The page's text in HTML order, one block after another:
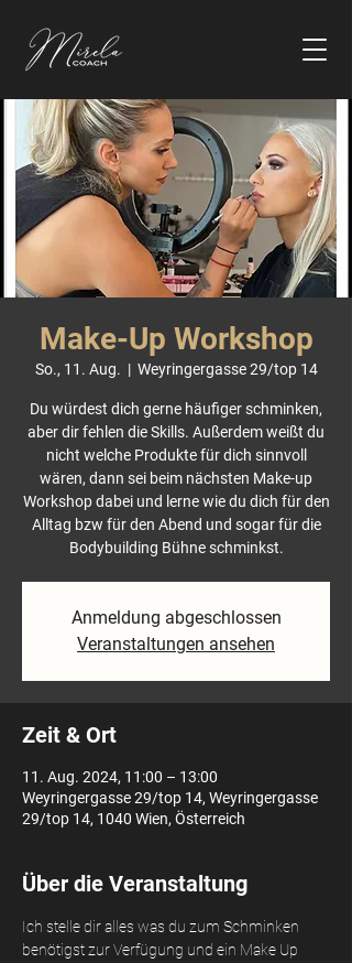
Make-Up Workshop
So., 11. Aug.
  |
Weyringergasse 29/top 14
Du würdest dich gerne häufiger schminken,
aber dir fehlen die Skills. Außerdem weißt du
nicht welche Produkte für dich sinnvoll
wären, dann sei beim nächsten Make-up
Workshop dabei und lerne wie du dich für den
Alltag bzw für den Abend und sogar für die
Bodybuilding Bühne schminkst.
Anmeldung abgeschlossen
Veranstaltungen ansehen
Zeit & Ort
11. Aug. 2024, 11:00 – 13:00
Weyringergasse 29/top 14, Weyringergasse
29/top 14, 1040 Wien, Österreich
Über die Veranstaltung
Ich stelle dir alles was du zum Schminken
benötigst zur Verfügung und ein Make Up